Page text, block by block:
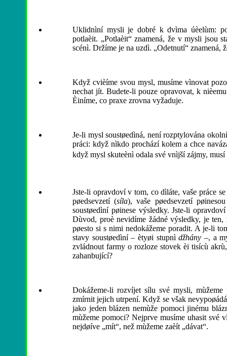
Uklidnìní mysli je dobré k dvìma úèelùm:
potlaèit. „Potlaèit“ znamená, že v mysli jsou
scénì. Držíme je na uzdì. „Odetnutí“ znamená,
Když cvièíme svou mysl, musíme vìnovat
nechat jít. Budete-li pouze opravovat, k
Èiníme, co praxe zrovna vyžaduje.
Je-li mysl soustøedìná, není rozptylována
práci: když nìkdo prochází kolem a chce
když mysl skuteènì odala své vnìjší zájmy,
Jste-li opravdoví v tom, co dìláte, vaše práce
pøedsevzetí (síla), vaše pøedsevzetí
soustøedìní pøinese výsledky. Jste-li
Dùvod, proè nevidíme žádné výsledky, je
pøesto si s nimi nedokážeme poradit. A je-li
stavy soustøedìní – ètyøi stupnìdžhány –, a
zvládnout farmy o rozloze stovek èi tisícù
zahanbující?
Dokážeme-li rozvíjet sílu své mysli,
zmírnit jejich utrpení. Když se však
jako jeden blázen nemùže pomoci jinému
mùžeme pomoci? Nejprve musíme uhasit své
nejdøíve „mít“, než mùžeme zaèít „dávat“.